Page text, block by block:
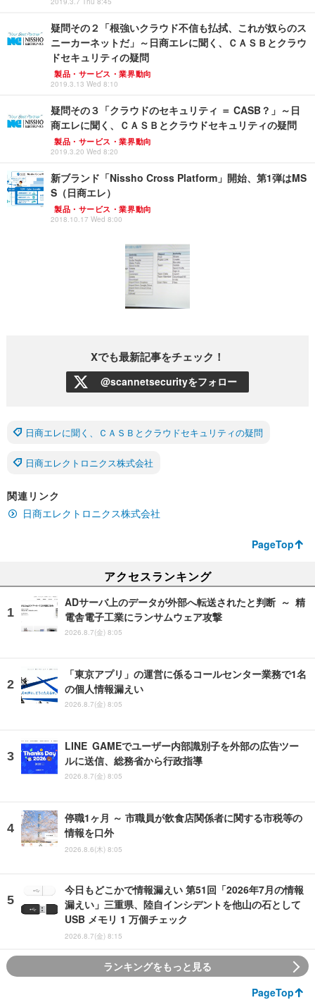
疑問その２「根強いクラウド不信も払拭、これが奴らのス
ニーカーネットだ」～日商エレに聞く、ＣＡＳＢとクラウ
ドセキュリティの疑問
製品・サービス・業界動向
2019.3.13 Wed 8:10
疑問その３「クラウドのセキュリティ ＝ CASB？」～日
商エレに聞く、ＣＡＳＢとクラウドセキュリティの疑問
製品・サービス・業界動向
2019.3.20 Wed 8:20
新ブランド「Nissho Cross Platform」開始、第1弾はMS
S（日商エレ）
製品・サービス・業界動向
2018.10.17 Wed 8:00
Xでも最新記事をチェック！
@scannetsecurityをフォロー
日商エレに聞く、ＣＡＳＢとクラウドセキュリティの疑問
日商エレクトロニクス株式会社
関連リンク
日商エレクトロニクス株式会社
PageTop
アクセスランキング
ADサーバ上のデータが外部へ転送されたと判断 ～ 精
電舎電子工業にランサムウェア攻撃
2026.8.7(金) 8:05
「東京アプリ」の運営に係るコールセンター業務で1名
の個人情報漏えい
2026.8.7(金) 8:05
LINE GAMEでユーザー内部識別子を外部の広告ツー
ルに送信、総務省から行政指導
2026.8.7(金) 8:05
停職1ヶ月 ～ 市職員が飲食店関係者に関する市税等の
情報を口外
2026.8.6(木) 8:05
今日もどこかで情報漏えい 第51回「2026年7月の情報
漏えい」三重県、陸自インシデントを他山の石として
USB メモリ 1 万個チェック
2026.8.7(金) 8:15
ランキングをもっと見る
PageTop